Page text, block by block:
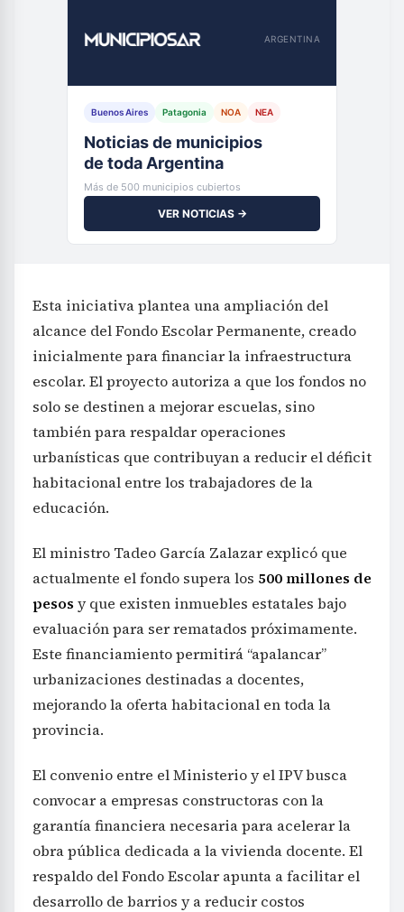
ARGENTINA
Buenos Aires Patagonia NOA NEA
Noticias de municipios
de toda Argentina
Más de 500 municipios cubiertos
VER NOTICIAS →
Esta iniciativa plantea una ampliación del
alcance del Fondo Escolar Permanente, creado
inicialmente para financiar la infraestructura
escolar. El proyecto autoriza a que los fondos no
solo se destinen a mejorar escuelas, sino
también para respaldar operaciones
urbanísticas que contribuyan a reducir el déficit
habitacional entre los trabajadores de la
educación.
El ministro Tadeo García Zalazar explicó que
actualmente el fondo supera los 500 millones de
pesos y que existen inmuebles estatales bajo
evaluación para ser rematados próximamente.
Este financiamiento permitirá “apalancar”
urbanizaciones destinadas a docentes,
mejorando la oferta habitacional en toda la
provincia.
El convenio entre el Ministerio y el IPV busca
convocar a empresas constructoras con la
garantía financiera necesaria para acelerar la
obra pública dedicada a la vivienda docente. El
respaldo del Fondo Escolar apunta a facilitar el
desarrollo de barrios y a reducir costos